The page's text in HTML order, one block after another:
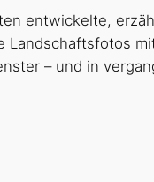
entwickelte,
Landschaftsfotos
– und in